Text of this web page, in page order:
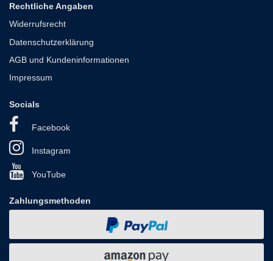
Rechtliche Angaben
Widerrufsrecht
Datenschutzerklärung
AGB und Kundeninformationen
Impressum
Socials
Facebook
Instagram
YouTube
Zahlungsmethoden